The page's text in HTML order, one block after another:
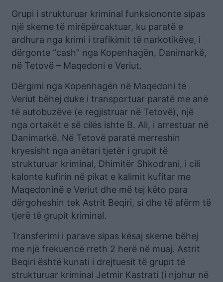
Grupi i strukturuar kriminal funksiononte sipas
një skeme të mirëpërcaktuar, ku paratë e
ardhura nga krimi i trafikimit të narkotikëve, i
dërgonte “cash” nga Kopenhagën, Danimarkë,
në Tetovë – Maqedoni e Veriut.
Dërgimi nga Kopenhagën në Maqedoni të
Veriut bëhej duke i transportuar paratë me anë
të autobuzëve (e regjistruar në Tetovë), një
nga ortakët e së cilës ishte B. Ali, i arrestuar në
Danimarkë. Në Tetovë paratë merreshin
kryesisht nga anëtari tjetër i grupit të
strukturuar kriminal, Dhimitër Shkodrani, i cili
kalonte kufirin në pikat e kalimit kufitar me
Maqedoninë e Veriut dhe më tej këto para
dërgoheshin tek Astrit Beqiri, si dhe të afërm të
tjerë të grupit kriminal.
Transferimi i parave sipas kësaj skeme bëhej
me një frekuencë rreth 2 herë në muaj. Astrit
Beqiri është kunati i drejtuesit të grupit të
strukturuar kriminal Jetmir Kastrati (i njohur në